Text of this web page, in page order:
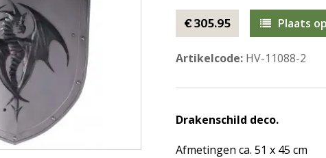
€ 305.95 Plaats
Artikelcode:HV-11088-2
Drakenschild deco.
Afmetingen ca. 51 x 45 cm